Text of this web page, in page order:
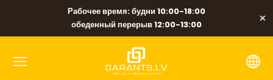
Рабочее время: будни 10:00-18:00
обеденный перерыв 12:00-13:00
×